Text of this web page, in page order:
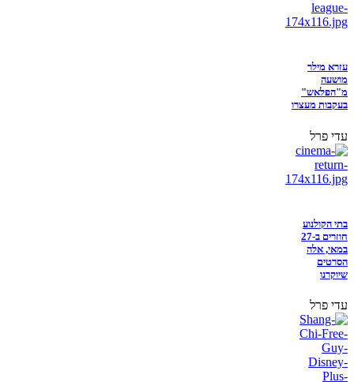
עזרא מילר
מושעה
מ"הפלאש"
בעקבות מעצרו
עדי פרל
בתי הקולנוע
חוזרים ב-27
במאי, אלה
הסרטים
שיוקרנו
עדי פרל